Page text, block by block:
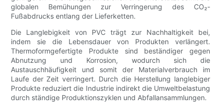
globalen Bemühungen zur Verringerung des CO₂-
Fußabdrucks entlang der Lieferketten.
Die Langlebigkeit von PVC trägt zur Nachhaltigkeit bei,
indem sie die Lebensdauer von Produkten verlängert.
Thermoformgefertigte Produkte sind beständiger gegen
Abnutzung und Korrosion, wodurch sich die
Austauschhäufigkeit und somit der Materialverbrauch im
Laufe der Zeit verringert. Durch die Herstellung langlebiger
Produkte reduziert die Industrie indirekt die Umweltbelastung
durch ständige Produktionszyklen und Abfallansammlungen.